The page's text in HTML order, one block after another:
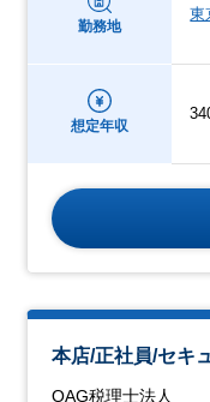
勤務地
東
想定年収
本店/正社員/セキ
OAG税理士法人